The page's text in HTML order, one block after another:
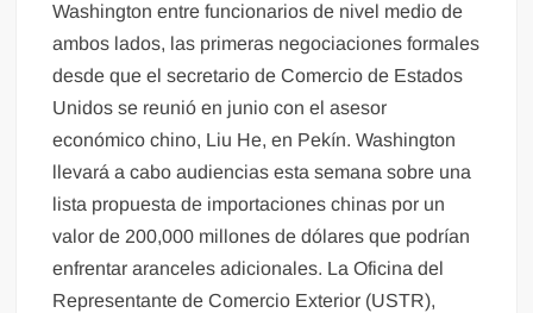
Washington entre funcionarios de nivel medio de
ambos lados, las primeras negociaciones formales
desde que el secretario de Comercio de Estados
Unidos se reunió en junio con el asesor
económico chino, Liu He, en Pekín. Washington
llevará a cabo audiencias esta semana sobre una
lista propuesta de importaciones chinas por un
valor de 200,000 millones de dólares que podrían
enfrentar aranceles adicionales. La Oficina del
Representante de Comercio Exterior (USTR),